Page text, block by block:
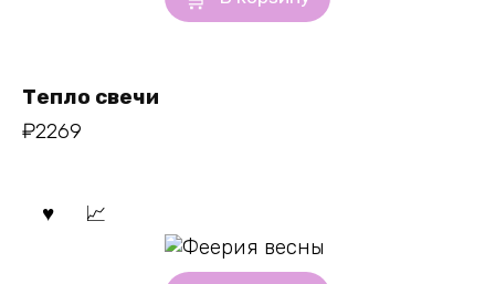
Тепло свечи
₽2269